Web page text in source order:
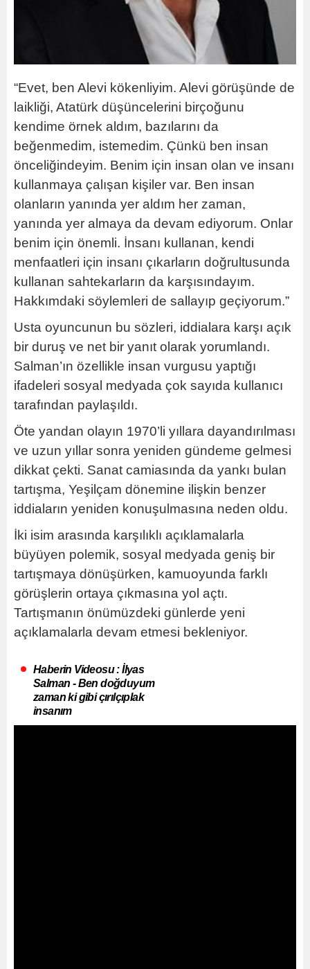
“Evet, ben Alevi kökenliyim. Alevi görüşünde de
laikliği, Atatürk düşüncelerini birçoğunu
kendime örnek aldım, bazılarını da
beğenmedim, istemedim. Çünkü ben insan
önceliğindeyim. Benim için insan olan ve insanı
kullanmaya çalışan kişiler var. Ben insan
olanların yanında yer aldım her zaman,
yanında yer almaya da devam ediyorum. Onlar
benim için önemli. İnsanı kullanan, kendi
menfaatleri için insanı çıkarların doğrultusunda
kullanan sahtekarların da karşısındayım.
Hakkımdaki söylemleri de sallayıp geçiyorum.”
Usta oyuncunun bu sözleri, iddialara karşı açık
bir duruş ve net bir yanıt olarak yorumlandı.
Salman’ın özellikle insan vurgusu yaptığı
ifadeleri sosyal medyada çok sayıda kullanıcı
tarafından paylaşıldı.
Öte yandan olayın 1970’li yıllara dayandırılması
ve uzun yıllar sonra yeniden gündeme gelmesi
dikkat çekti. Sanat camiasında da yankı bulan
tartışma, Yeşilçam dönemine ilişkin benzer
iddiaların yeniden konuşulmasına neden oldu.
İki isim arasında karşılıklı açıklamalarla
büyüyen polemik, sosyal medyada geniş bir
tartışmaya dönüşürken, kamuoyunda farklı
görüşlerin ortaya çıkmasına yol açtı.
Tartışmanın önümüzdeki günlerde yeni
açıklamalarla devam etmesi bekleniyor.
Haberin Videosu : İlyas
Salman - Ben doğduyum
zaman ki gibi çırılçıplak
insanım